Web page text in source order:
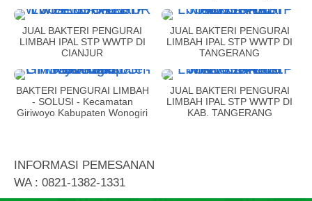
JUAL BAKTERI PENGURAI
LIMBAH IPAL STP WWTP DI
CIANJUR
JUAL BAKTERI PENGURAI
LIMBAH IPAL STP WWTP DI
TANGERANG
BAKTERI PENGURAI LIMBAH
- SOLUSI - Kecamatan
Giriwoyo Kabupaten Wonogiri
JUAL BAKTERI PENGURAI
LIMBAH IPAL STP WWTP DI
KAB. TANGERANG
INFORMASI PEMESANAN
WA : 0821-1382-1331